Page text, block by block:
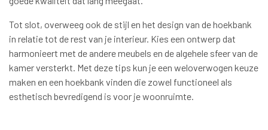
Tot slot, overweeg ook de stijl en het design van de hoekbank
in relatie tot de rest van je interieur. Kies een ontwerp dat
harmonieert met de andere meubels en de algehele sfeer van de
kamer versterkt. Met deze tips kun je een weloverwogen keuze
maken en een hoekbank vinden die zowel functioneel als
esthetisch bevredigend is voor je woonruimte.